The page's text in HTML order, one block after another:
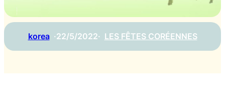
korea ·22/5/2022· LES FÊTES CORÉENNES